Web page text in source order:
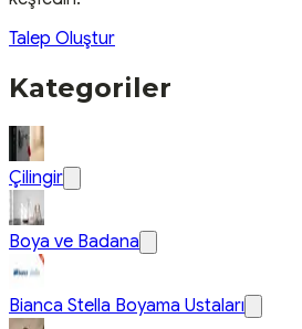
Talep Oluştur
Kategoriler
Çilingir
Boya ve Badana
Bianca Stella Boyama Ustaları